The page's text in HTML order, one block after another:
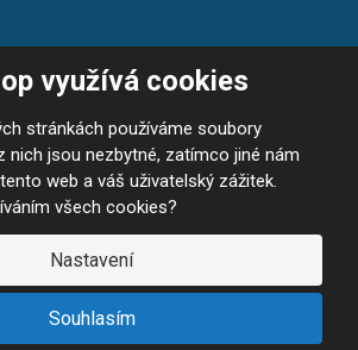
využívá cookies
stránkách používáme soubory
nich jsou nezbytné, zatímco jiné nám
web a váš uživatelský zážitek.
všech cookies?
Nastavení
Souhlasím
POTŘEBY
stránek ||GDPR